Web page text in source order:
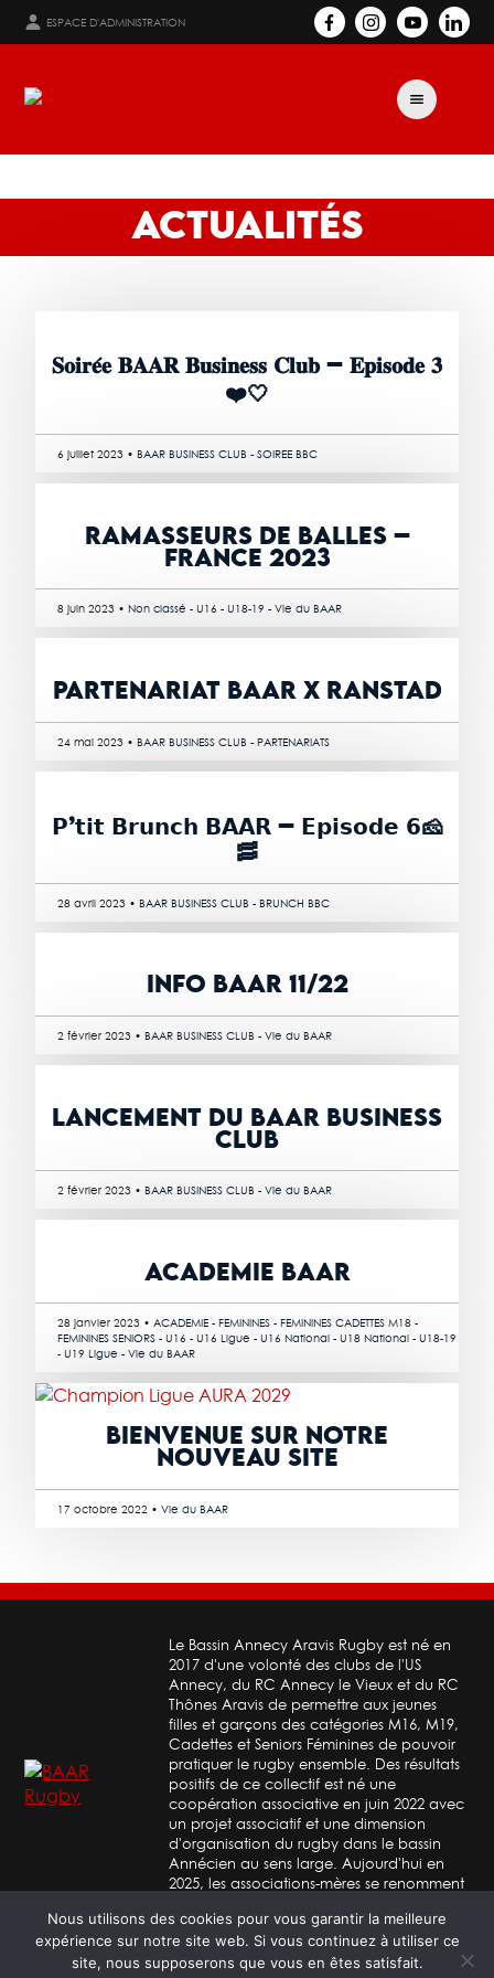
ESPACE D'ADMINISTRATION
ACTUALITÉS
𝐒𝐨𝐢𝐫𝐞́𝐞 𝐁𝐀𝐀𝐑 𝐁𝐮𝐬𝐢𝐧𝐞𝐬𝐬 𝐂𝐥𝐮𝐛 – 𝐄𝐩𝐢𝐬𝐨𝐝𝐞 𝟑
❤️🤍
6 juillet 2023 •BAAR BUSINESS CLUB -SOIREE BBC
RAMASSEURS DE BALLES –
FRANCE 2023
8 juin 2023 •Non classé -U16 -U18-19 -Vie du BAAR
PARTENARIAT BAAR X RANSTAD
24 mai 2023 •BAAR BUSINESS CLUB -PARTENARIATS
𝗣’𝘁𝗶𝘁 𝗕𝗿𝘂𝗻𝗰𝗵 𝗕𝗔𝗔𝗥 – 𝗘𝗽𝗶𝘀𝗼𝗱𝗲 𝟲🧀
🥓
28 avril 2023 •BAAR BUSINESS CLUB -BRUNCH BBC
INFO BAAR 11/22
2 février 2023 •BAAR BUSINESS CLUB -Vie du BAAR
LANCEMENT DU BAAR BUSINESS
CLUB
2 février 2023 •BAAR BUSINESS CLUB -Vie du BAAR
ACADEMIE BAAR
28 janvier 2023 •ACADEMIE -FEMININES -FEMININES CADETTES M18 -
FEMININES SENIORS -U16 -U16 Ligue -U16 National -U18 National -U18-19
-U19 Ligue -Vie du BAAR
BIENVENUE SUR NOTRE
NOUVEAU SITE
17 octobre 2022 •Vie du BAAR
Le Bassin Annecy Aravis Rugby est né en
2017 d'une volonté des clubs de l'US
Annecy, du RC Annecy le Vieux et du RC
Thônes Aravis de permettre aux jeunes
filles et garçons des catégories M16, M19,
Cadettes et Seniors Féminines de pouvoir
pratiquer le rugby ensemble. Des résultats
positifs de ce collectif est né une
coopération associative en juin 2022 avec
un projet associatif et une dimension
d'organisation du rugby dans le bassin
Annécien au sens large. Aujourd'hui en
2025, les associations-mères se renomment
BAAR Thônes
Nous utilisons des cookies pour vous garantir la meilleure
expérience sur notre site web. Si vous continuez à utiliser ce
site, nous supposerons que vous en êtes satisfait.